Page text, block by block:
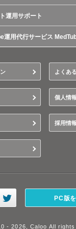
運用サポート
運用代行サービス
よくあ
個人情
採用情報
PC版
- 2026, Caloo All rights